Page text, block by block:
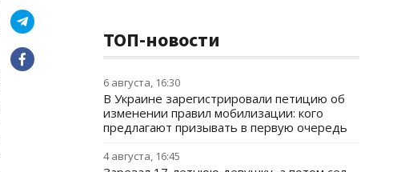
ТОП-новости
6 августа, 16:30
В Украине зарегистрировали петицию об
изменении правил мобилизации: кого
предлагают призывать в первую очередь
4 августа, 16:45